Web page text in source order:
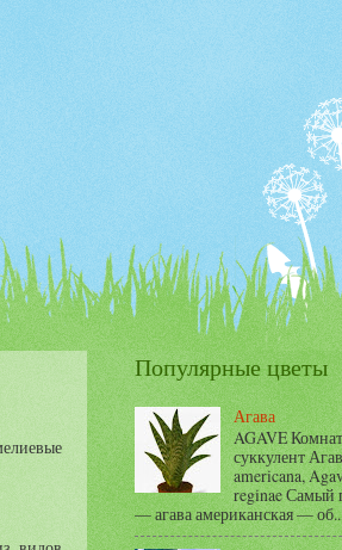
Популярные цветы
Агава
AGAVE
суккулент
americana,
reginae Самый
— агава американская —